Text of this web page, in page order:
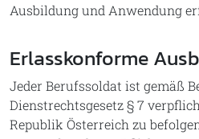
Ausbildung und Anwendung
Erlasskonforme
Jeder Berufssoldat ist gemäß
Dienstrechtsgesetz § 7
Republik Österreich zu